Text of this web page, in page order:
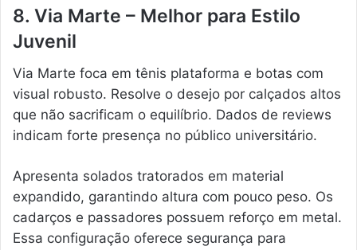
8. Via Marte – Melhor para Estilo
Juvenil
Via Marte foca em tênis plataforma e botas com
visual robusto. Resolve o desejo por calçados altos
que não sacrificam o equilíbrio. Dados de reviews
indicam forte presença no público universitário.
Apresenta solados tratorados em material
expandido, garantindo altura com pouco peso. Os
cadarços e passadores possuem reforço em metal.
Essa configuração oferece segurança para